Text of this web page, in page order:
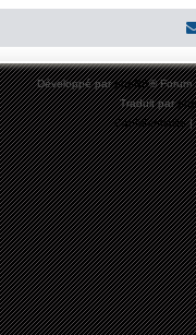
Développé parphpBB® Forum
Traduit par
Confidentialité|